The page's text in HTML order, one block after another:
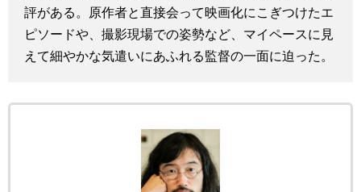
Images
評がある。原作者と直接会って映画化にこぎつけたエ
ピソードや、撮影現場での姿勢など、マイペースに見
えて細やかな気遣いにあふれる監督の一面に迫った。